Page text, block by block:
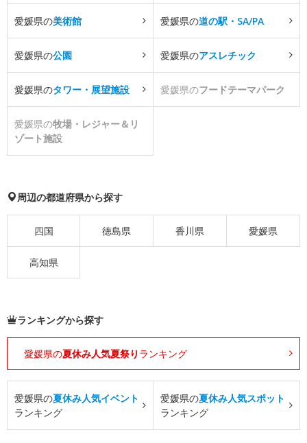
愛媛県の美術館 愛媛県の道の駅・SA/PA
愛媛県の公園 愛媛県のアスレチック
愛媛県のタワー・展望施設 愛媛県のフードテーマパーク
愛媛県の牧場・レジャー＆リ
ゾート施設
周辺の都道府県から探す
四国 徳島県 香川県 愛媛県
高知県
ランキングから探す
愛媛県の夏休み人気夏祭り ランキング
愛媛県の夏休み人気イベント
ランキング
愛媛県の夏休み人気スポット
ランキング